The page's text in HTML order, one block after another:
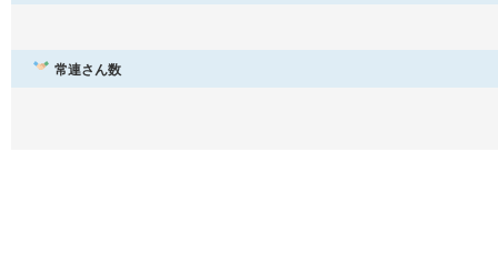
常連さん数